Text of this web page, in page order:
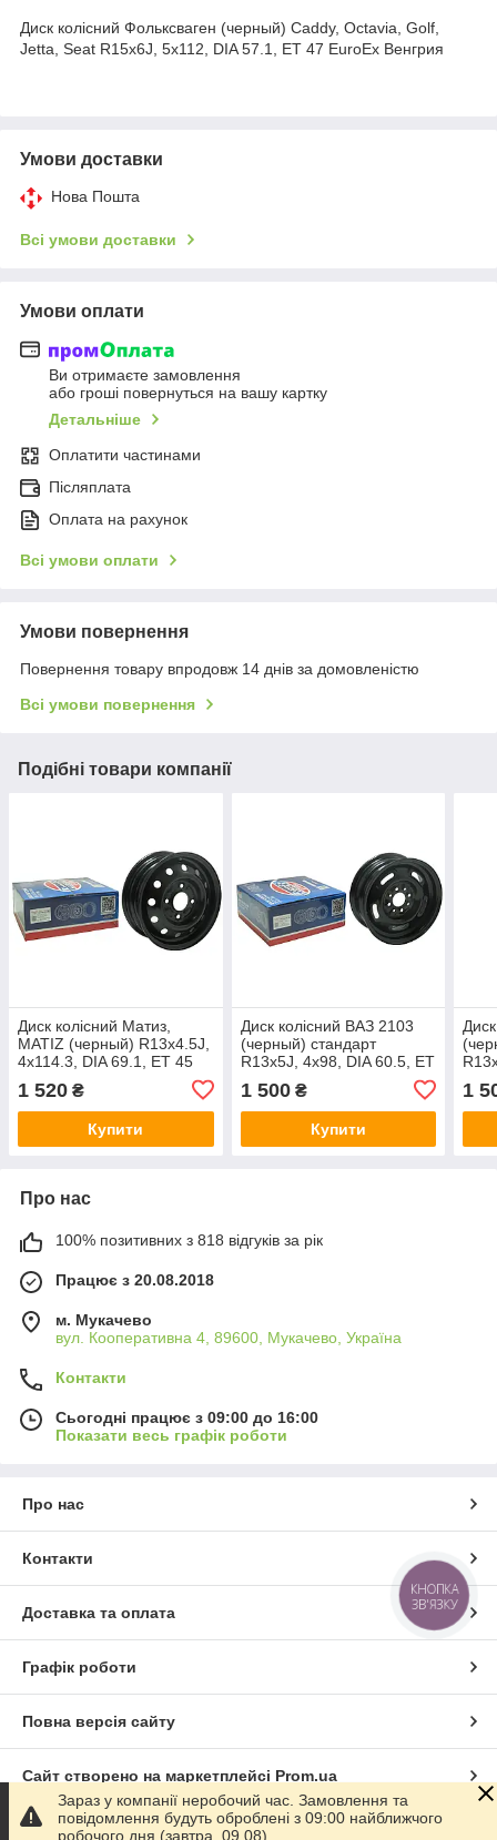
Диск колісний Фольксваген (черный) Caddy, Octavia, Golf,
Jetta, Seat R15x6J, 5x112, DIA 57.1, ET 47 EuroEx Венгрия
Умови доставки
Нова Пошта
Всі умови доставки
Умови оплати
Ви отримаєте замовлення
або гроші повернуться на вашу картку
Детальніше
Оплатити частинами
Післяплата
Оплата на рахунок
Всі умови оплати
Умови повернення
Повернення товару впродовж 14 днів за домовленістю
Всі умови повернення
Подібні товари компанії
Диск колісний Матиз,
MATIZ (черный) R13x4.5J,
4x114.3, DIA 69.1, ET 45
1 520 ₴
Купити
Диск колісний ВАЗ 2103
(черный) стандарт
R13x5J, 4x98, DIA 60.5, ET
1 500₴
Купити
1
Про нас
100% позитивних з 818 відгуків за рік
Працює з 20.08.2018
м. Мукачево
вул. Кооперативна 4, 89600, Мукачево, Україна
Контакти
Сьогодні працює з 09:00 до 16:00
Показати весь графік роботи
Про нас
Контакти
Доставка та оплата
Графік роботи
Повна версія сайту
Сайт створено на маркетплейсі Prom.ua
Політика конфіденційності
Зараз у компанії неробочий час. Замовлення та
повідомлення будуть оброблені з 09:00 найближчого
робочого дня (завтра, 09.08).
КНОПКА
ЗВ'ЯЗКУ